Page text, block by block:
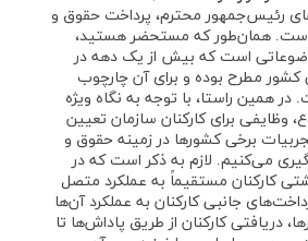
رئیس‌جمهور محترم، پرداخت حقوق و
است. همان‌طور که مستحضر هستید،
است که بیش از یک دهه در
کشور مطرح بوده و برای آن چارچوب
همین راستا، با توجه به نگاه ویژه
وظایفی برای کارکنان سازمان تعیین
برخی کشورها در زمینه حقوق و
می‌کنیم. لازم به ذکر است که در
کارکنان مستقیماً به عملکرد متصل
جانبی کارکنان به عملکرد آن‌ها
دریافتی کارکنان از طریق پاداش‌ها تا